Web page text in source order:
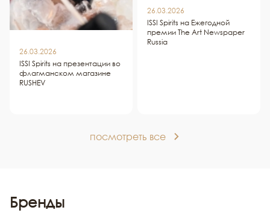
26.03.2026
ISSI Spirits на презентации во
флагманском магазине
RUSHEV
26.03.2026
ISSI Spirits на Ежегодной
премии The Art Newspaper
Russia
посмотреть все
Бренды